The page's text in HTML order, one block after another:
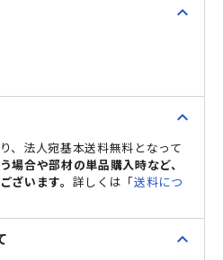
expand_less
expand_less
、法人宛基本送料無料となって
場合や部材の単品購入時など、
ざいます。 詳しくは「送料につ
expand_less